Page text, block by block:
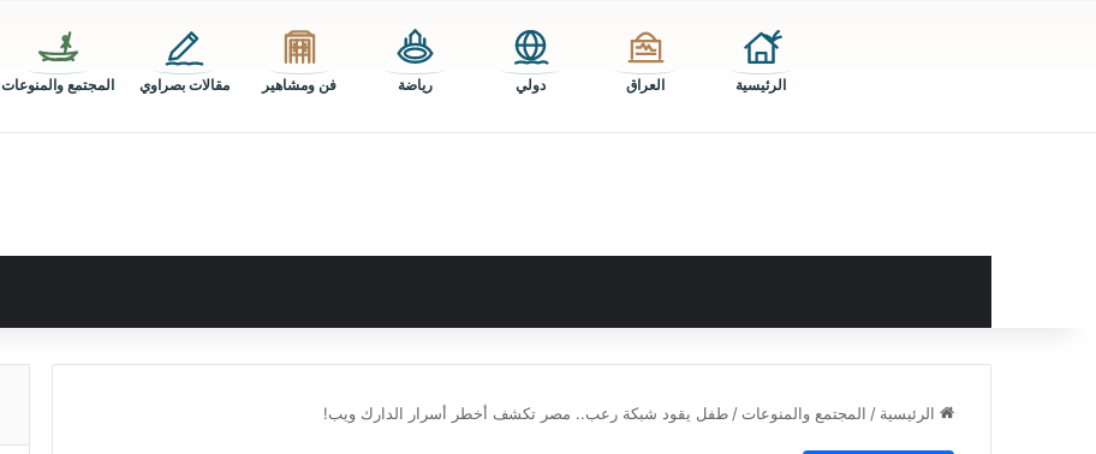
الرئيسية العراق دولي رياضة فن ومشاهير مقالات بصراوي المجتمع والمنوعات
الرئيسية / المجتمع والمنوعات / طفل يقود شبكة رعب.. مصر تكشف أخطر أسرار الدارك ويب!